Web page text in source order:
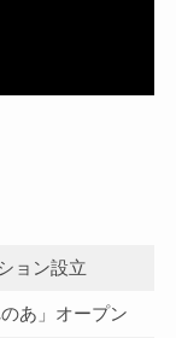
ョン設立
あ」オープン